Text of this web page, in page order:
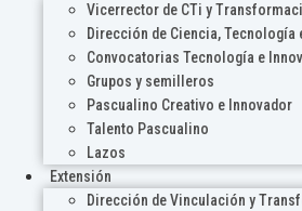
Vicerrector de CTi y
Dirección de Ciencia, Tecnología
Convocatorias Tecnología e
Grupos y semilleros
Pascualino Creativo e Innovador
Talento Pascualino
Lazos
Extensión
Dirección de Vinculación y